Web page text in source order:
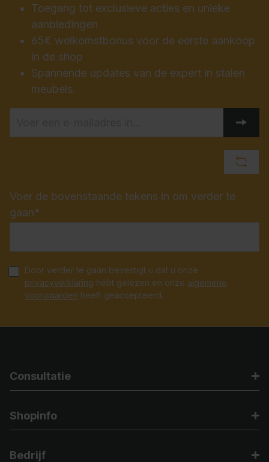
Toegang tot exclusieve acties en unieke
aanbiedingen
65€ welkomstbonus voor de eerste aankoop
in de shop
Spannende updates van de expert in stalen
meubels.
Voer de bovenstaande tekens in om verder te
gaan*
Door verder te gaan bevestigt u dat u onze
privacyverklaring hebt gelezen en onze algemene
voorwaarden heeft geaccepteerd.
Consultatie
Shopinfo
Bedrijf